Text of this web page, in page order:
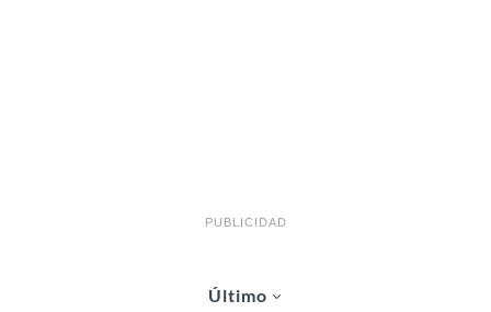
PUBLICIDAD
Último